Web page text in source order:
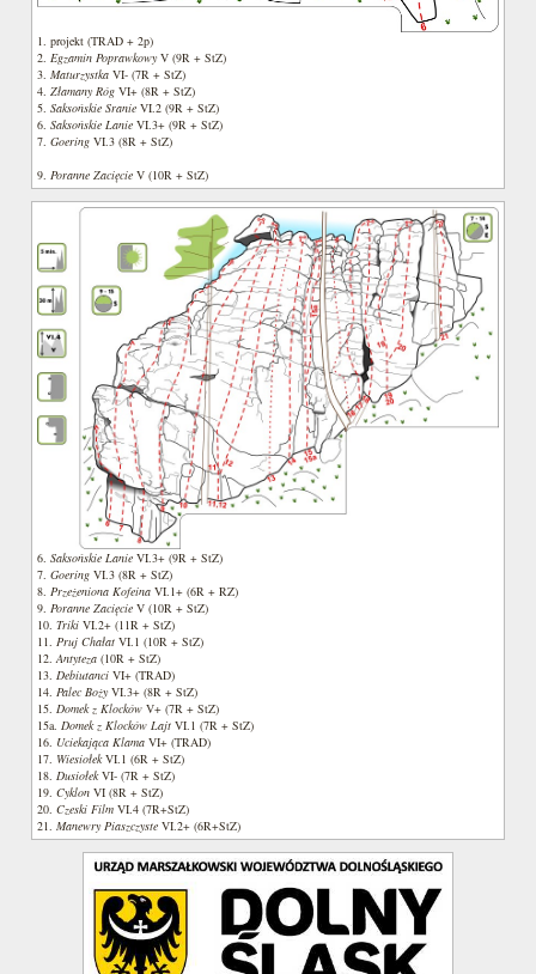
1. projekt (TRAD + 2p)
2. Egzamin PoprawkowyV (9R + StZ)
3. Maturzystka VI- (7R + StZ)
4. Złamany Róg VI+ (8R + StZ)
5. Saksońskie Sranie VI.2 (9R + StZ)
6. Saksońskie Lanie VI.3+ (9R + StZ)
7. Goering VI.3 (8R + StZ)
9. Poranne Zacięcie V (10R + StZ)
6. Saksońskie Lanie VI.3+ (9R + StZ)
7. Goering VI.3 (8R + StZ)
8. Przeżeniona Kofeina VI.1+ (6R + RZ)
9. Poranne Zacięcie V (10R + StZ)
10. Triki VI.2+ (11R + StZ)
11. Pruj Chałat VI.1 (10R + StZ)
12.Antyteza (10R + StZ)
13. Debiutanci VI+ (TRAD)
14. Palec BożyVI.3+ (8R + StZ)
15. Domek z Klocków V+ (7R + StZ)
15a. Domek z Klocków Lajt VI.1 (7R + StZ)
16. Uciekająca Klama VI+ (TRAD)
17. WiesiołekVI.1 (6R + StZ)
18. DusiołekVI- (7R + StZ)
19. Cyklon VI (8R + StZ)
20. Czeski Film VI.4 (7R+StZ)
21. Manewry Piaszczyste VI.2+ (6R+StZ)